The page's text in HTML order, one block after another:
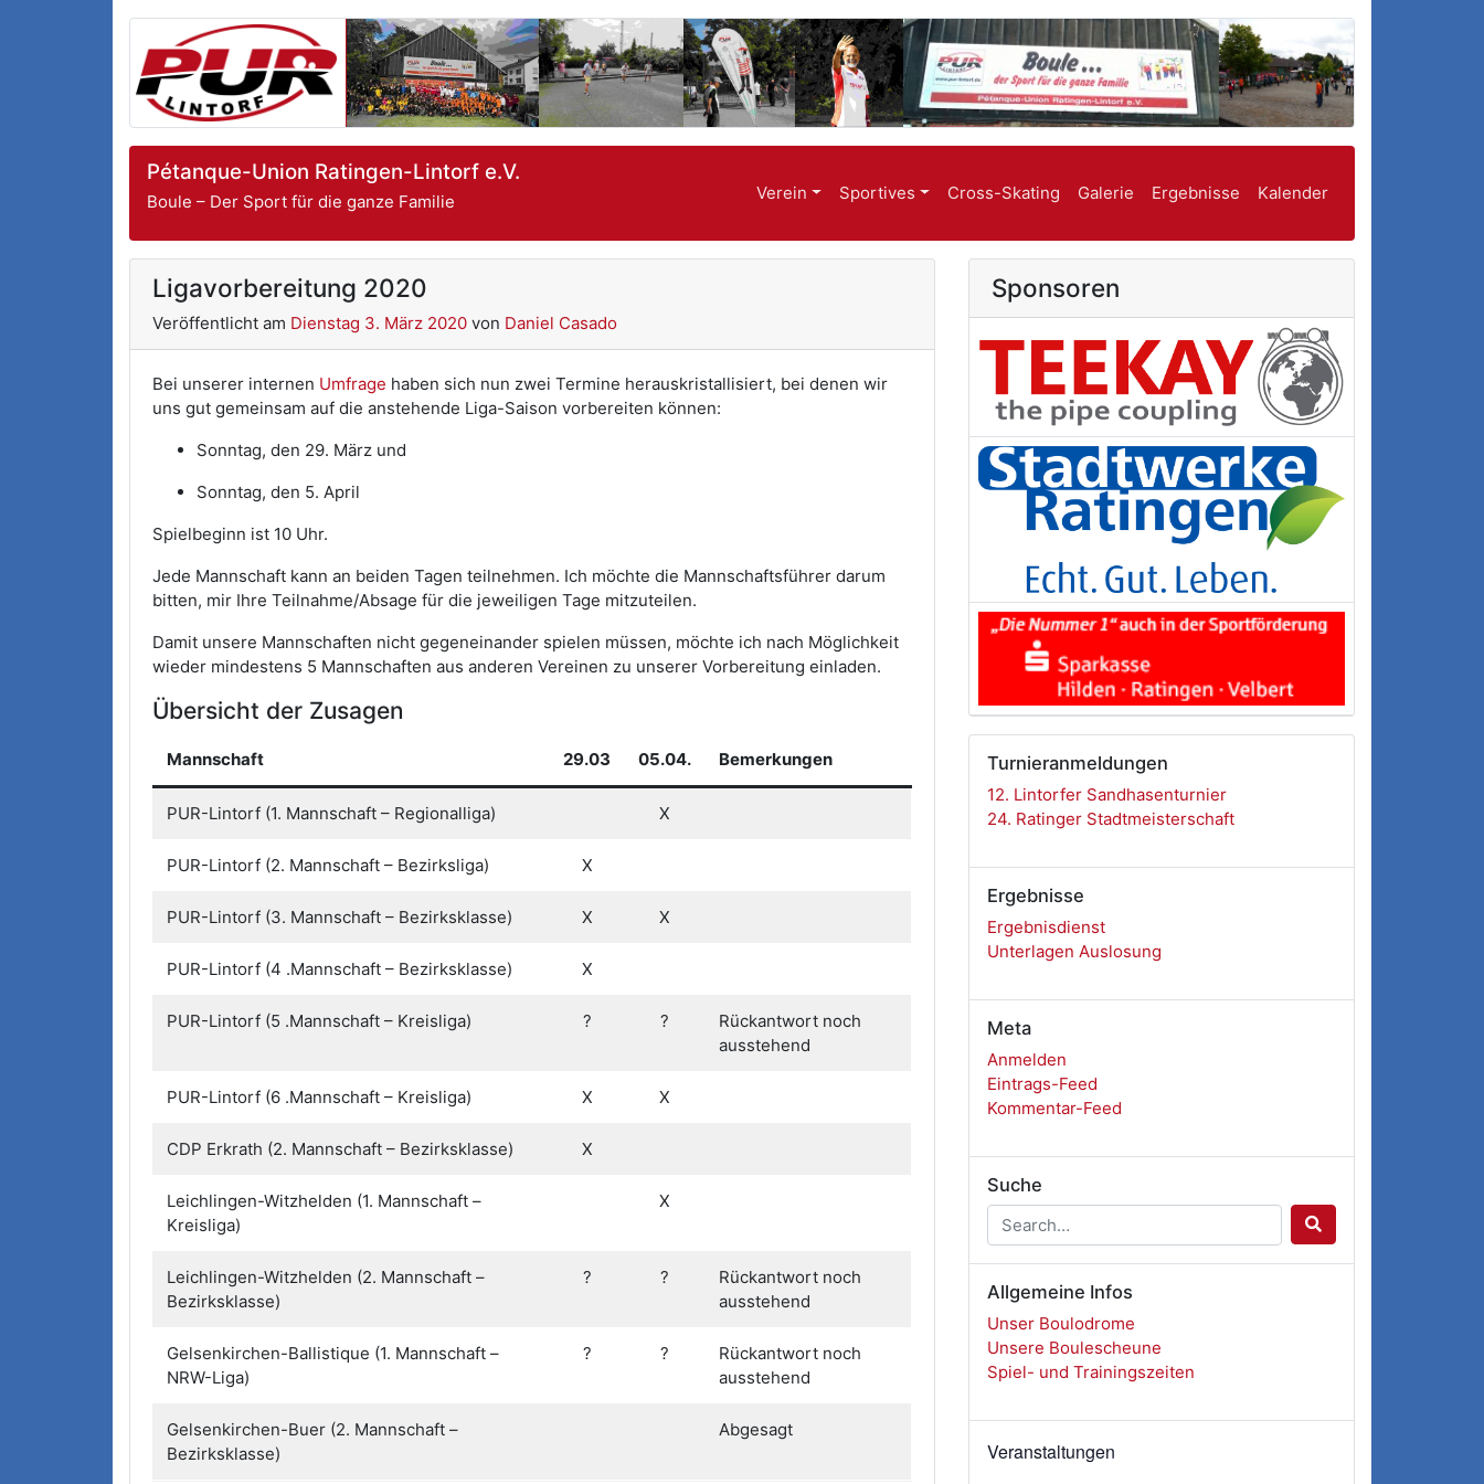
Pétanque-Union Ratingen-Lintorf e.V.
Boule – Der Sport für die ganze Familie Verein Sportives Cross-Skating Galerie Ergebnisse Kalender
Ligavorbereitung 2020
Veröffentlicht am Dienstag 3. März 2020 von Daniel Casado
Bei unserer internen Umfrage haben sich nun zwei Termine herauskristallisiert, bei denen wir
uns gut gemeinsam auf die anstehende Liga-Saison vorbereiten können:
Sonntag, den 29. März und
Sonntag, den 5. April
Spielbeginn ist 10 Uhr.
Jede Mannschaft kann an beiden Tagen teilnehmen. Ich möchte die Mannschaftsführer darum
bitten, mir Ihre Teilnahme/Absage für die jeweiligen Tage mitzuteilen.
Damit unsere Mannschaften nicht gegeneinander spielen müssen, möchte ich nach Möglichkeit
wieder mindestens 5 Mannschaften aus anderen Vereinen zu unserer Vorbereitung einladen.
Übersicht der Zusagen
Mannschaft 29.03 05.04. Bemerkungen
PUR-Lintorf (1. Mannschaft – Regionalliga) X
PUR-Lintorf (2. Mannschaft – Bezirksliga) X
PUR-Lintorf (3. Mannschaft – Bezirksklasse) X X
PUR-Lintorf (4 .Mannschaft – Bezirksklasse) X
PUR-Lintorf (5 .Mannschaft – Kreisliga) ? ?
Rückantwort noch
ausstehend
PUR-Lintorf (6 .Mannschaft – Kreisliga) X X
CDP Erkrath (2. Mannschaft – Bezirksklasse) X
Leichlingen-Witzhelden (1. Mannschaft –
Kreisliga)
X
Leichlingen-Witzhelden (2. Mannschaft –
Bezirksklasse)
? ?
Rückantwort noch
ausstehend
Gelsenkirchen-Ballistique (1. Mannschaft –
NRW-Liga)
? ?
Rückantwort noch
ausstehend
Gelsenkirchen-Buer (2. Mannschaft –
Bezirksklasse)
Abgesagt
Sponsoren
Turnieranmeldungen
12. Lintorfer Sandhasenturnier
24. Ratinger Stadtmeisterschaft
Ergebnisse
Ergebnisdienst
Unterlagen Auslosung
Meta
Anmelden
Eintrags-Feed
Kommentar-Feed
Suche
Allgemeine Infos
Unser Boulodrome
Unsere Boulescheune
Spiel- und Trainingszeiten
Veranstaltungen